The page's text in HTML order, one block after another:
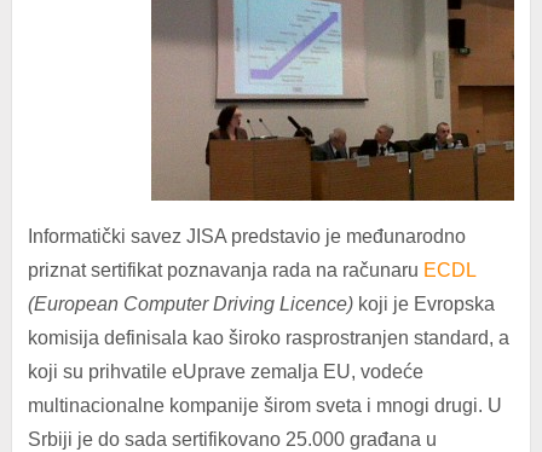
Informatički savez JISA predstavio je međunarodno
priznat sertifikat poznavanja rada na računaru ECDL
(European Computer Driving Licence)koji je Evropska
komisija definisala kao široko rasprostranjen standard, a
koji su prihvatile eUprave zemalja EU, vodeće
multinacionalne kompanije širom sveta i mnogi drugi. U
Srbiji je do sada sertifikovano 25.000 građana u